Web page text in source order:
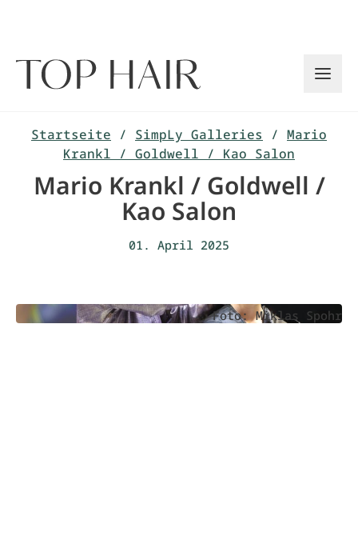
Startseite / SimpLy Galleries / Mario
Krankl / Goldwell / Kao Salon
Mario Krankl / Goldwell /
Kao Salon
01. April 2025
Foto: Miklas Spohr